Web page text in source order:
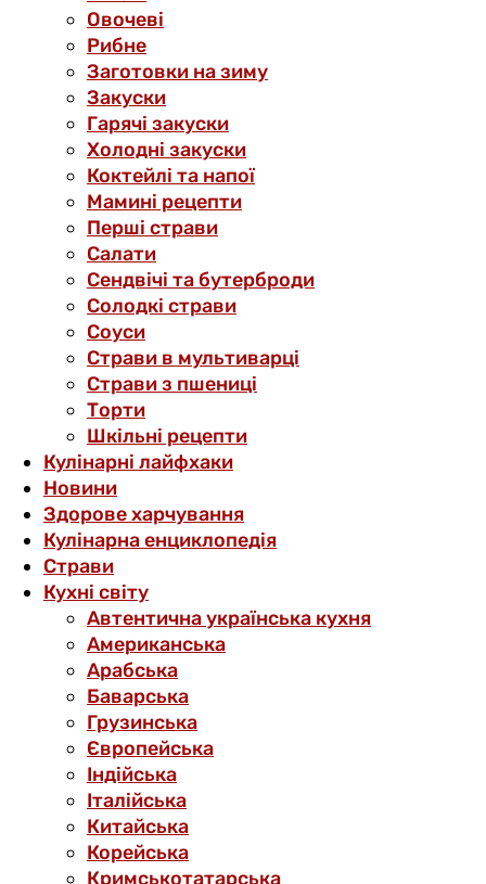
Овочеві
Рибне
Заготовки на зиму
Закуски
Гарячі закуски
Холодні закуски
Коктейлі та напої
Мамині рецепти
Перші страви
Салати
Сендвічі та бутерброди
Солодкі страви
Соуси
Страви в мультиварці
Страви з пшениці
Торти
Шкільні рецепти
Кулінарні лайфхаки
Новини
Здорове харчування
Кулінарна енциклопедія
Страви
Кухні світу
Автентична українська кухня
Американська
Арабська
Баварська
Грузинська
Європейська
Індійська
Італійська
Китайська
Корейська
Кримськотатарська